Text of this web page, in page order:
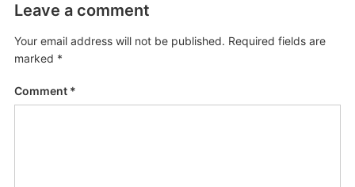
Leave a comment
Your email address will not be published. Required fields are
marked *
Comment *